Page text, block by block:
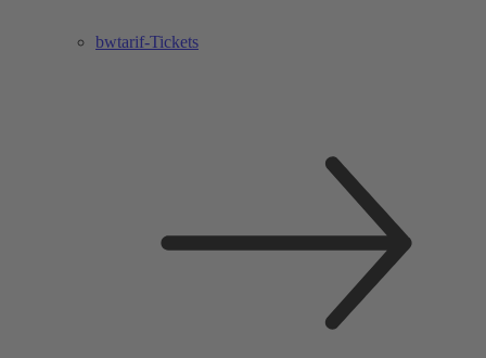
bwtarif-Tickets